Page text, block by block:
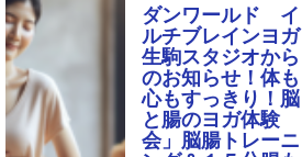
ダンワールド イ
ルチブレインヨガ
生駒スタジオから
のお知らせ！体も
心もすっきり！脳
と腸のヨガ体験
会」脳腸トレーニ